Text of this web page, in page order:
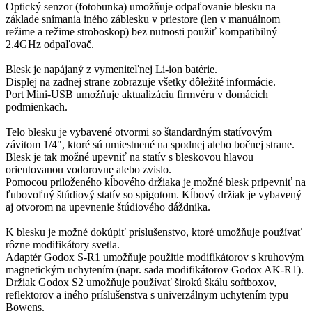
Optický senzor (fotobunka) umožňuje odpaľovanie blesku na
základe snímania iného záblesku v priestore (len v manuálnom
režime a režime stroboskop) bez nutnosti použiť kompatibilný
2.4GHz odpaľovač.
Blesk je napájaný z vymeniteľnej Li-ion batérie.
Displej na zadnej strane zobrazuje všetky dôležité informácie.
Port Mini-USB umožňuje aktualizáciu firmvéru v domácich
podmienkach.
Telo blesku je vybavené otvormi so štandardným statívovým
závitom 1/4", ktoré sú umiestnené na spodnej alebo bočnej strane.
Blesk je tak možné upevniť na statív s bleskovou hlavou
orientovanou vodorovne alebo zvislo.
Pomocou priloženého kĺbového držiaka je možné blesk pripevniť na
ľubovoľný štúdiový statív so spigotom. Kĺbový držiak je vybavený
aj otvorom na upevnenie štúdiového dáždnika.
K blesku je možné dokúpiť príslušenstvo, ktoré umožňuje používať
rôzne modifikátory svetla.
Adaptér Godox S-R1 umožňuje použitie modifikátorov s kruhovým
magnetickým uchytením (napr. sada modifikátorov Godox AK-R1).
Držiak Godox S2 umožňuje používať širokú škálu softboxov,
reflektorov a iného príslušenstva s univerzálnym uchytením typu
Bowens.